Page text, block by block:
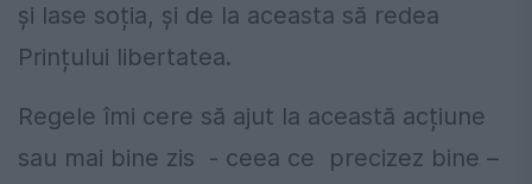
și lase soția, și de la aceasta să redea
Prințului libertatea.
Regele îmi cere să ajut la această acțiune
sau mai bine zis - ceea ce precizez bine –